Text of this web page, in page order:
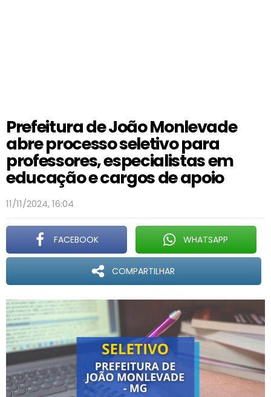
Prefeitura de João Monlevade
abre processo seletivo para
professores, especialistas em
educação e cargos de apoio
11/11/2024, 16:04
FACEBOOK WHATSAPP
COMPARTILHAR